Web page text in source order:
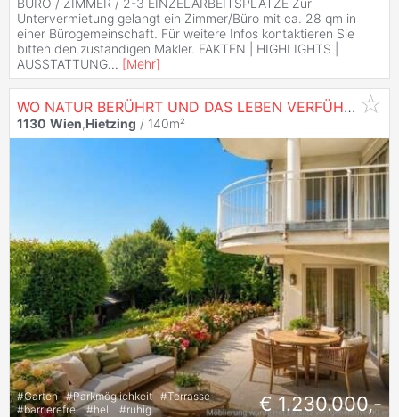
Untervermietung gelangt ein Zimmer/Büro mit ca. 28 qm in
einer Bürogemeinschaft. Für weitere Infos kontaktieren Sie
bitten den zuständigen Makler. FAKTEN | HIGHLIGHTS |
AUSSTATTUNG... [Mehr]
WO NATUR BERÜHRT UND DAS LEBEN VERFÜHRT - EIN SELTENES JUWEL IN
1130 Wien,Hietzing / 140m²
#Garten #Parkmöglichkeit #Terrasse
#barrierefrei #hell #ruhig € 1.230.000,-